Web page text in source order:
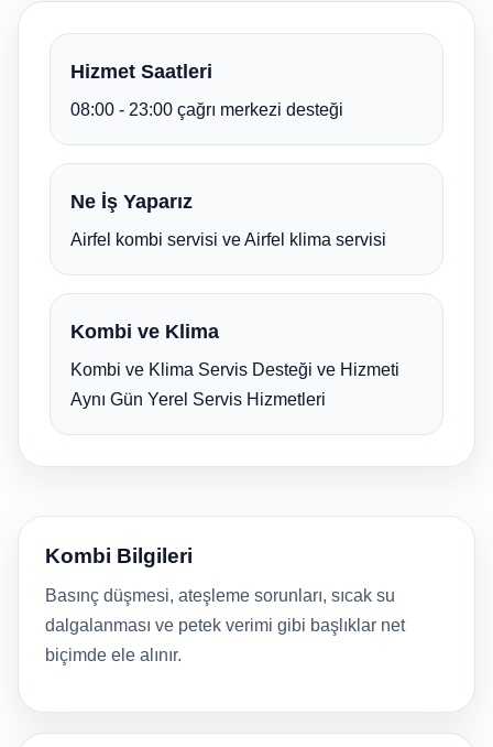
Hizmet Saatleri
08:00 - 23:00 çağrı merkezi desteği
Ne İş Yaparız
Airfel kombi servisi ve Airfel klima servisi
Kombi ve Klima
Kombi ve Klima Servis Desteği ve Hizmeti
Aynı Gün Yerel Servis Hizmetleri
Kombi Bilgileri
Basınç düşmesi, ateşleme sorunları, sıcak su
dalgalanması ve petek verimi gibi başlıklar net
biçimde ele alınır.